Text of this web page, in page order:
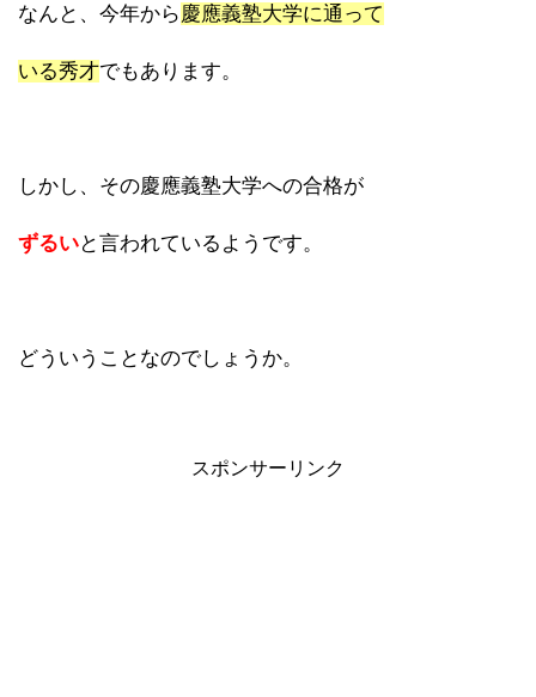
なんと、今年から 慶應義塾大学に通って
いる秀才でもあります。
しかし、その慶應義塾大学への合格が
ずるいと言われているようです。
どういうことなのでしょうか。
スポンサーリンク